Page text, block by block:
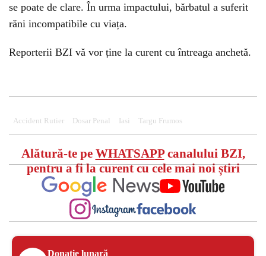
se poate de clare. În urma impactului, bărbatul a suferit
răni incompatibile cu viața.
Reporterii BZI vă vor ține la curent cu întreaga anchetă.
Could not play video.
Accident Rutier Dosar Penal Iasi Targu Frumos
Alătură-te pe WHATSAPPcanalului BZI,
pentru a fi la curent cu cele mai noi știri
Donație lunară